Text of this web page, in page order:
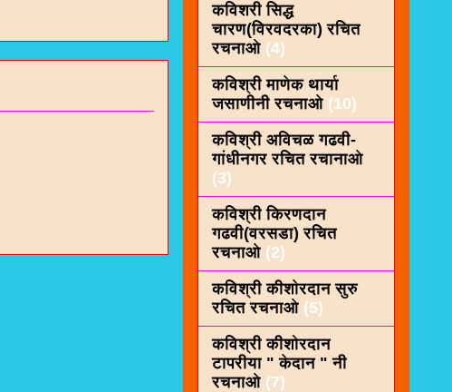
कविशरी सिद्ध
चारण(विरवदरका) रचित
रचनाओ (4)
कविश्री माणेक थार्या
जसाणीनी रचनाओ (10)
कविश्री अविचळ गढवी-
गांधीनगर रचित रचानाओ
(3)
कविश्री किरणदान
गढवी(वरसडा) रचित
रचनाओ (2)
कविश्री कीशाेरदान सुरु
रचित रचनाओ (5)
कविश्री कीशोरदान
टापरीया " केदान " नी
रचनाओ (7)